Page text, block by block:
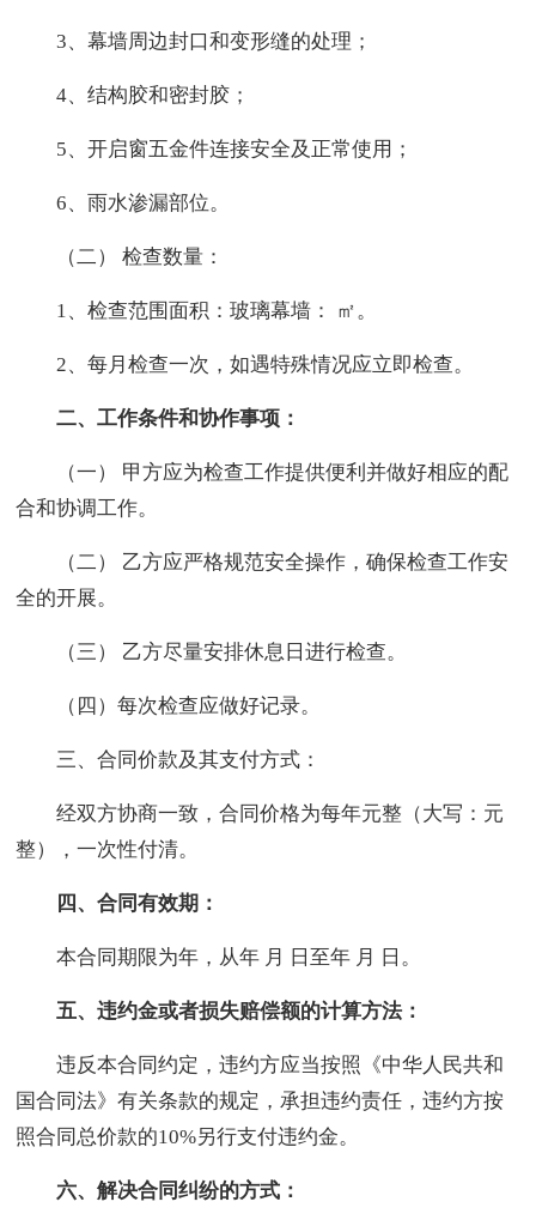
3、幕墙周边封口和变形缝的处理；
4、结构胶和密封胶；
5、开启窗五金件连接安全及正常使用；
6、雨水渗漏部位。
（二） 检查数量：
1、检查范围面积：玻璃幕墙： ㎡。
2、每月检查一次，如遇特殊情况应立即检查。
二、工作条件和协作事项：
（一） 甲方应为检查工作提供便利并做好相应的配
合和协调工作。
（二） 乙方应严格规范安全操作，确保检查工作安
全的开展。
（三） 乙方尽量安排休息日进行检查。
（四）每次检查应做好记录。
三、合同价款及其支付方式：
经双方协商一致，合同价格为每年元整（大写：元
整），一次性付清。
四、合同有效期：
本合同期限为年，从年 月 日至年 月 日。
五、违约金或者损失赔偿额的计算方法：
违反本合同约定，违约方应当按照《中华人民共和
国合同法》有关条款的规定，承担违约责任，违约方按
照合同总价款的10%另行支付违约金。
六、解决合同纠纷的方式：